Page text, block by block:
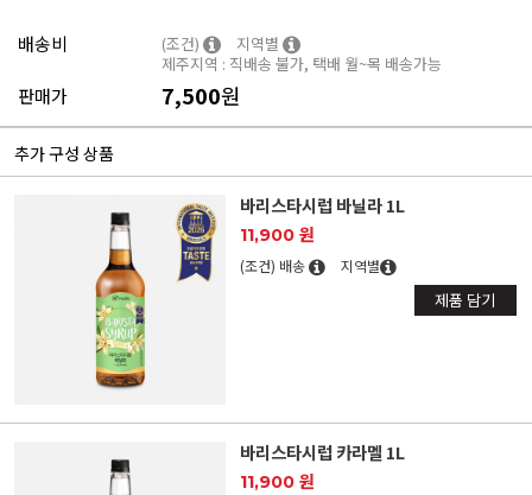
배송비 (조건)
지역별
제주지역 : 직배송 불가, 택배 월~목 배송가능
판매가 7,500원
추가 구성 상품
바리스타시럽 바닐라 1L
11,900 원
(조건) 배송 지역별
제품 담기
바리스타시럽 카라멜 1L
11,900 원